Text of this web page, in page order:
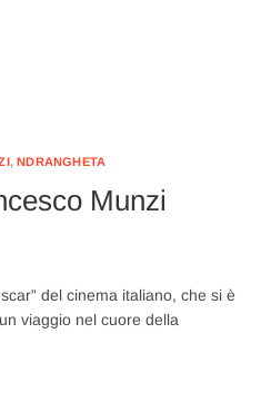
,NDRANGHETA
Munzi
del cinema italiano, che si è
viaggio nel cuore della